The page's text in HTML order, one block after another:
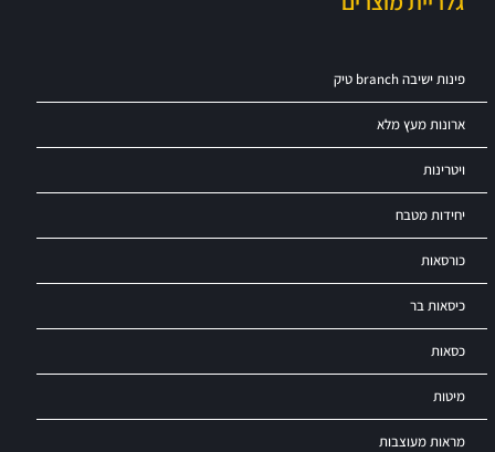
פינות ישיבה branch טיק
ארונות מעץ מלא
ויטרינות
יחידות מטבח
כורסאות
כיסאות בר
כסאות
מיטות
מראות מעוצבות